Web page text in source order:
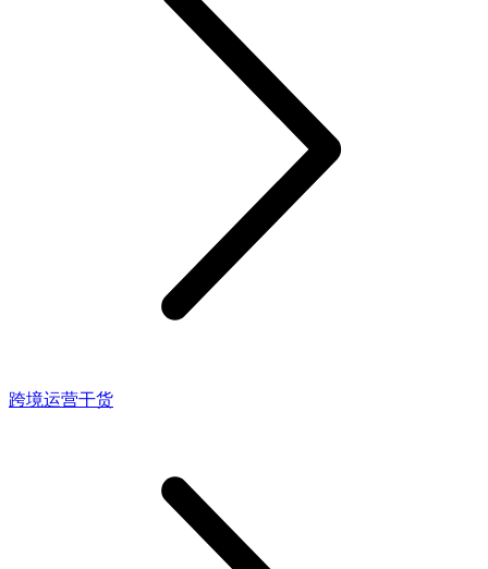
跨境运营干货